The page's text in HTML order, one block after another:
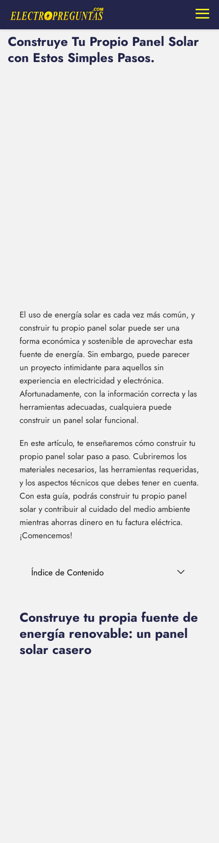
Construye Tu Propio Panel Solar
con Estos Simples Pasos.
El uso de energía solar es cada vez más común, y
construir tu propio panel solar puede ser una
forma económica y sostenible de aprovechar esta
fuente de energía. Sin embargo, puede parecer
un proyecto intimidante para aquellos sin
experiencia en electricidad y electrónica.
Afortunadamente, con la información correcta y las
herramientas adecuadas, cualquiera puede
construir un panel solar funcional.
En este artículo, te enseñaremos cómo construir tu
propio panel solar paso a paso. Cubriremos los
materiales necesarios, las herramientas requeridas,
y los aspectos técnicos que debes tener en cuenta.
Con esta guía, podrás construir tu propio panel
solar y contribuir al cuidado del medio ambiente
mientras ahorras dinero en tu factura eléctrica.
¡Comencemos!
Índice de Contenido
Construye tu propia fuente de
energía renovable: un panel
solar casero